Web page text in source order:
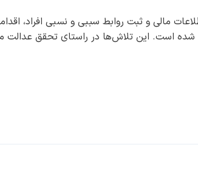
مالی و ثبت روابط سببی و نسبی افراد،
شده است. این تلاش‌ها در راستای تحقق عدالت